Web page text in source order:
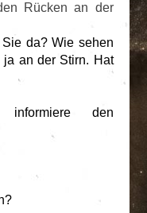
Rücken an der
da? Wie sehen
an der Stirn. Hat
den